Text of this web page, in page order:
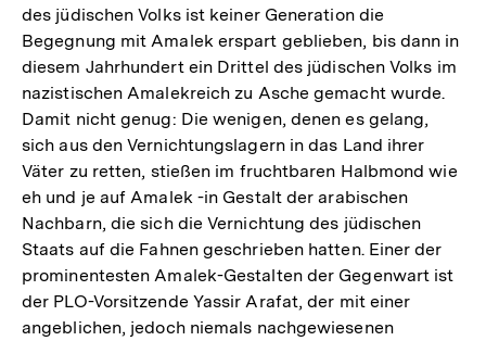
des jüdischen Volks ist keiner Generation die
Begegnung mit Amalek erspart geblieben, bis dann in
diesem Jahrhundert ein Drittel des jüdischen Volks im
nazistischen Amalekreich zu Asche gemacht wurde.
Damit nicht genug: Die wenigen, denen es gelang,
sich aus den Vernichtungslagern in das Land ihrer
Väter zu retten, stießen im fruchtbaren Halbmond wie
eh und je auf Amalek -in Gestalt der arabischen
Nachbarn, die sich die Vernichtung des jüdischen
Staats auf die Fahnen geschrieben hatten. Einer der
prominentesten Amalek-Gestalten der Gegenwart ist
der PLO-Vorsitzende Yassir Arafat, der mit einer
angeblichen, jedoch niemals nachgewiesenen